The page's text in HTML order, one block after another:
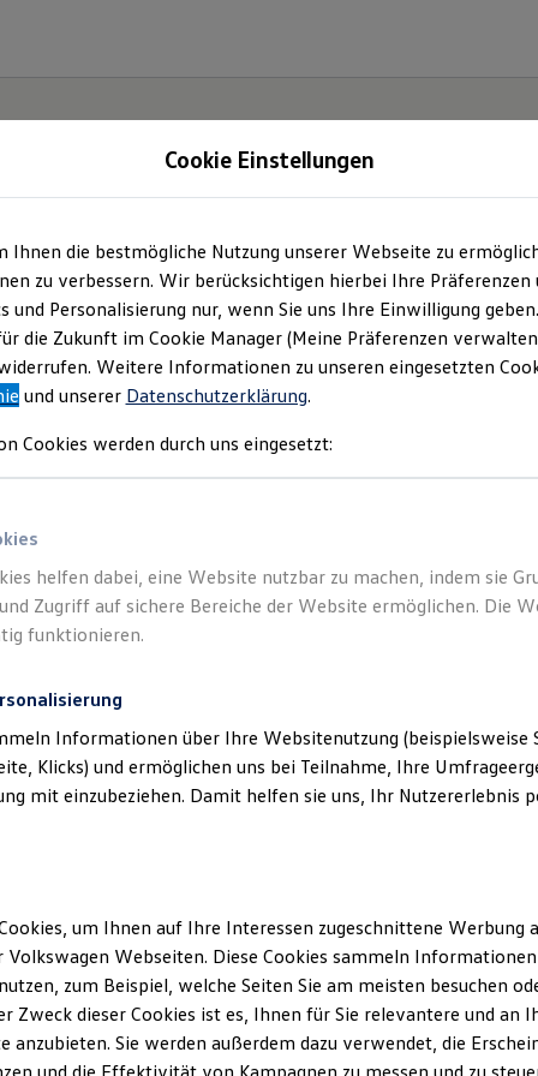
Cookie Einstellungen
Ihnen die bestmögliche Nutzung unserer Webseite zu
zu verbessern. Wir berücksichtigen hierbei Ihre
Personalisierung nur, wenn Sie uns Ihre Einwilligung
die Zukunft im Cookie Manager (Meine Präferenzen
Weitere Informationen zu unseren eingesetzten
und unserer Datenschutzerklärung.
Cookies werden durch uns eingesetzt:
helfen dabei, eine Website nutzbar zu machen, indem sie
Zugriff auf sichere Bereiche der Website ermöglichen. Die
funktionieren.
Informationen über Ihre Websitenutzung (beispielsweise
Klicks) und ermöglichen uns bei Teilnahme, Ihre
mit einzubeziehen. Damit helfen sie uns, Ihr Nutzererlebnis
um Ihnen auf Ihre Interessen zugeschnittene Werbung
Volkswagen Webseiten. Diese Cookies sammeln
zum Beispiel, welche Seiten Sie am meisten besuchen
Zweck dieser Cookies ist es, Ihnen für Sie relevantere und an
anzubieten. Sie werden außerdem dazu verwendet, die
und die Effektivität von Kampagnen zu messen und zu